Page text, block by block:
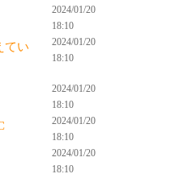
2024/01/20
18:10
てい
2024/01/20
18:10
2024/01/20
18:10
2024/01/20
18:10
2024/01/20
18:10